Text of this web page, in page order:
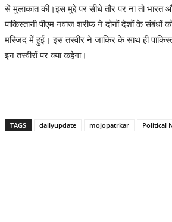
से मुलाकात की।इस मुद्दे पर सीधे तौर पर ना तो भारत
पाकिस्तानी पीएम नवाज शरीफ ने दोनों देशों के संबंधों
मस्जिद में हुई। इस तस्वीर ने जाकिर के साथ ही
इन तस्वीरों पर क्या कहेगा।
TAGS dailyupdate mojopatrkar Political